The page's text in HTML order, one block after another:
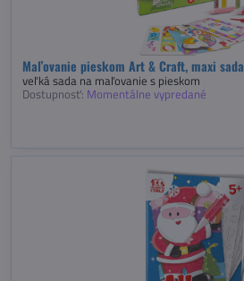
Maľovanie pieskom Art & Craft, maxi sada
veľká sada na maľovanie s pieskom
Dostupnosť: Momentálne vypredané